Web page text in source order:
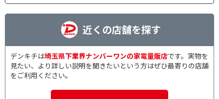
近くの店舗を探す
デンキチは埼玉県下業界ナンバーワンの家電量販店です。実物を
見たい、より詳しい説明を聞きたいという方はぜひ最寄りの店舗
をご利用ください。